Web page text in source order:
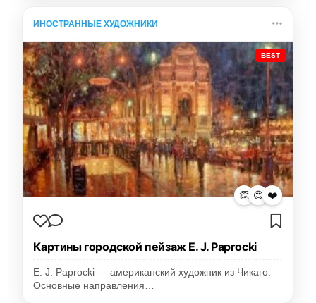
ИНОСТРАННЫЕ ХУДОЖНИКИ
BEST
👏 😍 ❤️
Картины городской пейзаж E. J. Paprocki
E. J. Paprocki — американский художник из Чикаго.
Основные направления…